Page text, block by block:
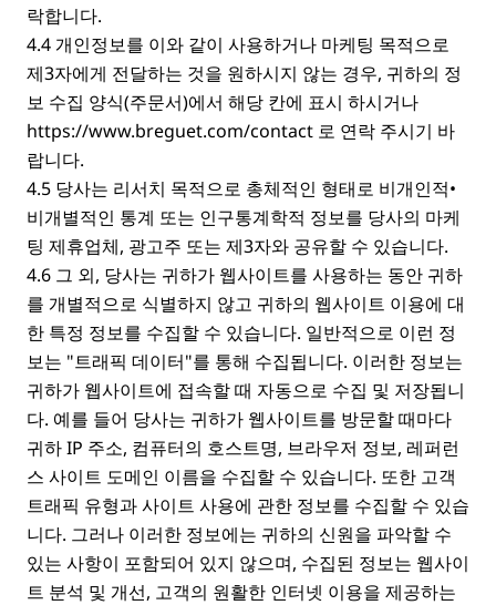
락합니다.
4.4 개인정보를 이와 같이 사용하거나 마케팅 목적으로
제3자에게 전달하는 것을 원하시지 않는 경우, 귀하의 정
보 수집 양식(주문서)에서 해당 칸에 표시 하시거나
https://www.breguet.com/contact 로 연락 주시기 바
랍니다.
4.5 당사는 리서치 목적으로 총체적인 형태로 비개인적•
비개별적인 통계 또는 인구통계학적 정보를 당사의 마케
팅 제휴업체, 광고주 또는 제3자와 공유할 수 있습니다.
4.6 그 외, 당사는 귀하가 웹사이트를 사용하는 동안 귀하
를 개별적으로 식별하지 않고 귀하의 웹사이트 이용에 대
한 특정 정보를 수집할 수 있습니다. 일반적으로 이런 정
보는 "트래픽 데이터"를 통해 수집됩니다. 이러한 정보는
귀하가 웹사이트에 접속할 때 자동으로 수집 및 저장됩니
다. 예를 들어 당사는 귀하가 웹사이트를 방문할 때마다
귀하 IP 주소, 컴퓨터의 호스트명, 브라우저 정보, 레퍼런
스 사이트 도메인 이름을 수집할 수 있습니다. 또한 고객
트래픽 유형과 사이트 사용에 관한 정보를 수집할 수 있습
니다. 그러나 이러한 정보에는 귀하의 신원을 파악할 수
있는 사항이 포함되어 있지 않으며, 수집된 정보는 웹사이
트 분석 및 개선, 고객의 원활한 인터넷 이용을 제공하는